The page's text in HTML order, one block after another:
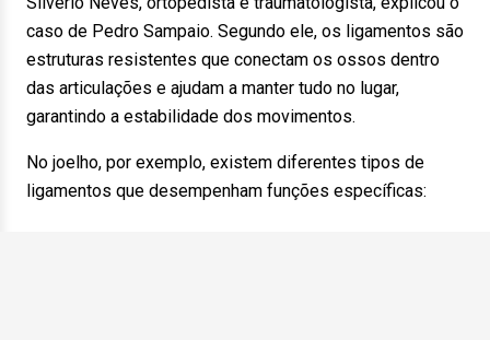
caso de Pedro Sampaio. Segundo ele, os ligamentos são
estruturas resistentes que conectam os ossos dentro
das articulações e ajudam a manter tudo no lugar,
garantindo a estabilidade dos movimentos.
No joelho, por exemplo, existem diferentes tipos de
ligamentos que desempenham funções específicas: